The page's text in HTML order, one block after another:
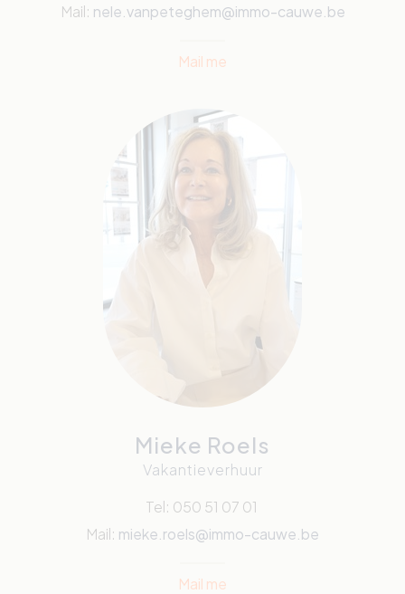
Mail: nele.vanpeteghem@immo-cauwe.be
Mail me
Mieke Roels
Vakantieverhuur
Tel: 050 51 07 01
Mail: mieke.roels@immo-cauwe.be
Mail me